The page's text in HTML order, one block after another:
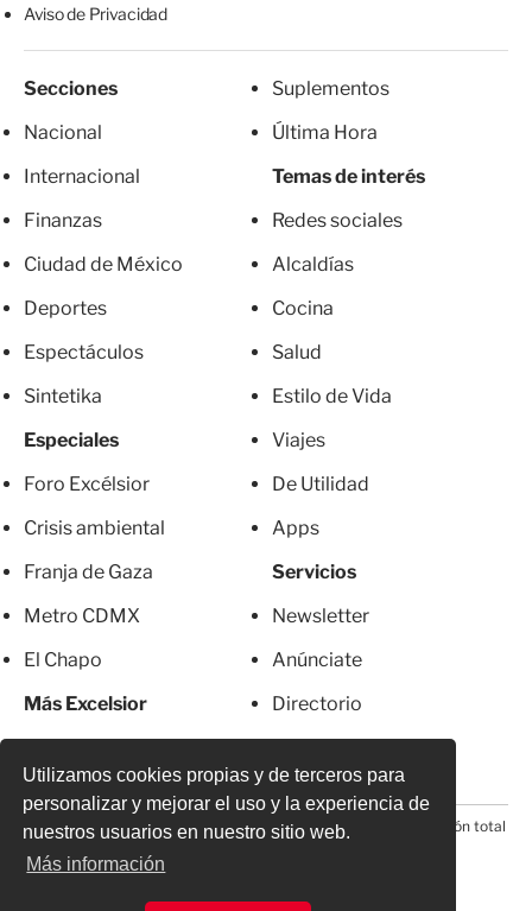
Utilizamos cookies propias y de terceros para
personalizar y mejorar el uso y la experiencia de
nuestros usuarios en nuestro sitio web.
Más información
Aviso de Privacidad
Secciones
Nacional
Internacional
Finanzas
Ciudad de México
Deportes
Espectáculos
Sintetika
Especiales
Foro Excélsior
Crisis ambiental
Franja de Gaza
Metro CDMX
El Chapo
Más Excelsior
Suplementos
Última Hora
Temas de interés
Redes sociales
Alcaldías
Cocina
Salud
Estilo de Vida
Viajes
De Utilidad
Apps
Servicios
Newsletter
Anúnciate
Directorio
© 2026 Todos los derechos reservados. Prohibida la reproducción total
o parcial, incluyendo cualquier medio electrónico*